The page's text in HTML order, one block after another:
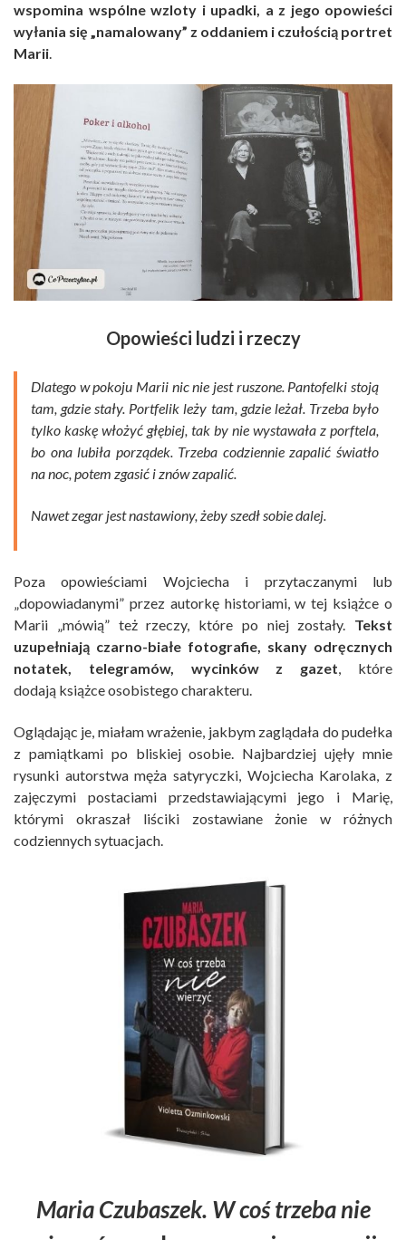
wspomina wspólne wzloty i upadki, a z jego opowieści
wyłania się „namalowany” z oddaniem i czułością portret
Marii
Opowieści ludzi i rzeczy
Dlatego w pokoju Marii nic nie jest ruszone. Pantofelki stoją
tam, gdzie stały. Portfelik leży tam, gdzie leżał. Trzeba było
tylko kaskę włożyć głębiej, tak by nie wystawała z porftela,
bo ona lubiła porządek. Trzeba codziennie zapalić światło
na noc, potem zgasić i znów zapalić.
Nawet zegar jest nastawiony, żeby szedł sobie dalej.
Poza opowieściami Wojciecha i przytaczanymi lub
„dopowiadanymi” przez autorkę historiami, w tej książce o
Marii „mówią” też rzeczy, które po niej zostały. Tekst
uzupełniają czarno-białe fotografie, skany odręcznych
notatek, telegramów, wycinków z gazet, które
dodają książce osobistego charakteru.
Oglądając je, miałam wrażenie, jakbym zaglądała do pudełka
z pamiątkami po bliskiej osobie. Najbardziej ujęły mnie
rysunki autorstwa męża satyryczki, Wojciecha Karolaka, z
zajęczymi postaciami przedstawiającymi jego i Marię,
którymi okraszał liściki zostawiane żonie w różnych
codziennych sytuacjach.
Maria Czubaszek. W coś trzeba nie